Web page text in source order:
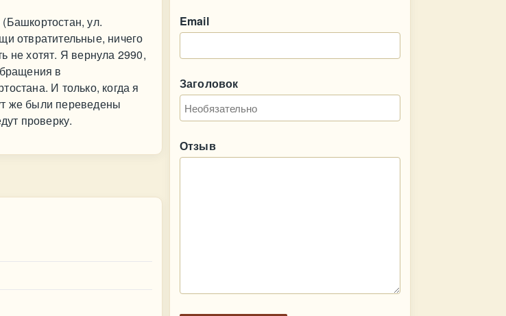
ул.
отвратительные, ничего
не хотят. Я вернула 2990,
в
И только, когда я
же были переведены
проверку.
Email
Заголовок
Отзыв